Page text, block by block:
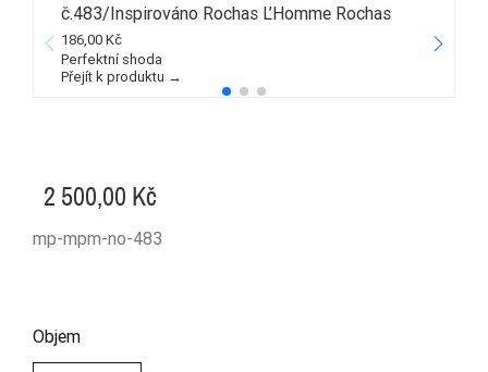
č.483/Inspirováno Rochas L’Homme Rochas
186,00 Kč
Perfektní shoda
Přejít k produktu →
2 500,00 Kč
mp-mpm-no-483
Objem